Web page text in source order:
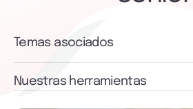
Temas asociados
Nuestras herramientas